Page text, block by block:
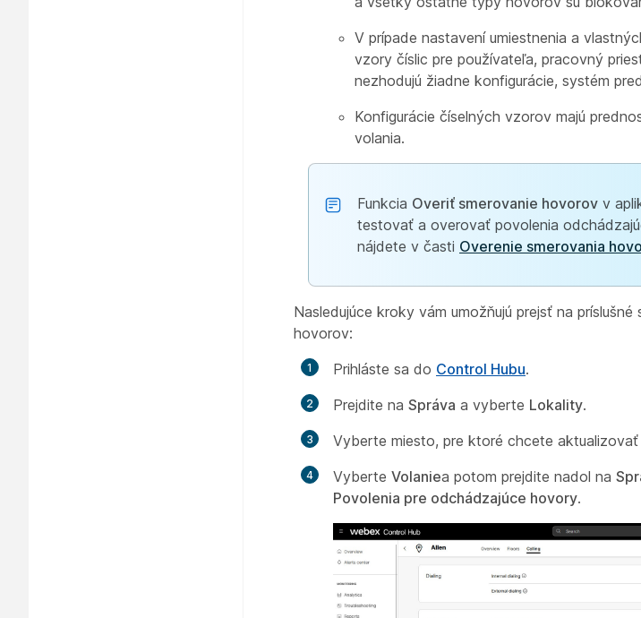
V prípade nastavení umiestnenia a
vzory číslic pre používateľa, pracovný
nezhodujú žiadne konfigurácie, systém
Konfigurácie číselných vzorov majú
volania.
Funkcia Overiť smerovanie hovorov v
testovať a overovať povolenia
nájdete v časti Overenie smerovania
Nasledujúce kroky vám umožňujú prejsť na
hovorov:
Prihláste sa do Control Hubu.
Prejdite na Správa a vyberte Lokality.
Vyberte miesto, pre ktoré chcete aktualizovať
Vyberte Volaniea potom prejdite nadol na
Povolenia pre odchádzajúce hovory.